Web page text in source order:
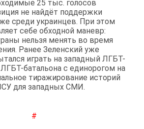
25 тыс. голосов
не найдёт поддержки
среди украинцев. При этом
себе обходной маневр:
нельзя менять во время
Ранее Зеленский уже
играть на западный ЛГБТ-
батальона с единорогом на
тиражирование историй
для западных СМИ.
#